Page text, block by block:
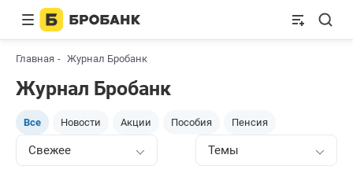
Главная Журнал Бробанк
Журнал Бробанк
Все Новости Акции Пособия Пенсия
Свежее Темы